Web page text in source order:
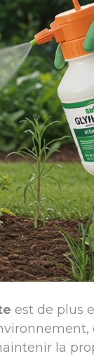
est de plus
la